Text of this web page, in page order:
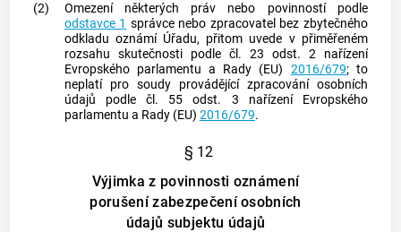
(2)
Omezení některých práv nebo povinností podle
odstavce 1 správce nebo zpracovatel bez zbytečného
odkladu oznámí Úřadu, přitom uvede v přiměřeném
rozsahu skutečnosti podle čl. 23 odst. 2 nařízení
Evropského parlamentu a Rady (EU) 2016/679; to
neplatí pro soudy provádějící zpracování osobních
údajů podle čl. 55 odst. 3 nařízení Evropského
parlamentu a Rady (EU) 2016/679.
§ 12
Výjimka z povinnosti oznámení
porušení zabezpečení osobních
údajů subjektu údajů